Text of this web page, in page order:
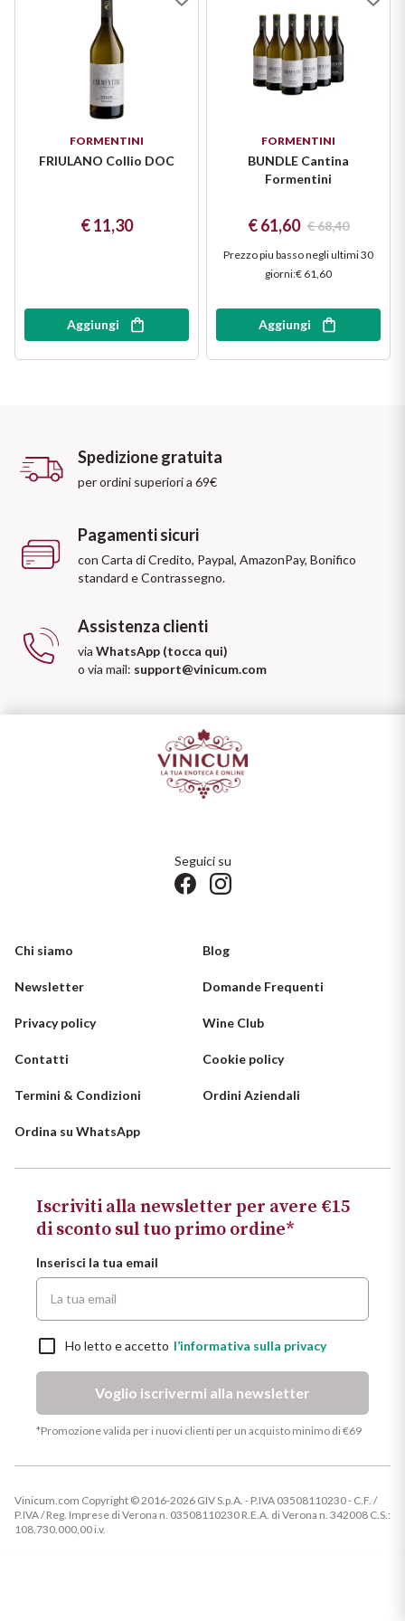
FORMENTINI
FRIULANO Collio DOC
€ 11,30
Aggiungi
FORMENTINI
BUNDLE Cantina
Formentini
€ 61,60 € 68,40
Prezzo piu basso negli ultimi 30
giorni:€ 61,60
Aggiungi
Spedizione gratuita
per ordini superiori a 69€
Pagamenti sicuri
con Carta di Credito, Paypal, AmazonPay, Bonifico
standard e Contrassegno.
Assistenza clienti
via WhatsApp (tocca qui)
o via mail: support@vinicum.com
Seguici su
Chi siamo Blog
Newsletter Domande Frequenti
Privacy policy Wine Club
Contatti Cookie policy
Termini & Condizioni Ordini Aziendali
Ordina su WhatsApp
Iscriviti alla newsletter per avere €15
di sconto sul tuo primo ordine*
Inserisci la tua email
Ho letto e accetto l’informativa sulla privacy
Voglio iscrivermi alla newsletter
*Promozione valida per i nuovi clienti per un acquisto minimo di €69
Vinicum.com Copyright © 2016-2026 GIV S.p.A. - P.IVA 03508110230 - C.F. /
P.IVA / Reg. Imprese di Verona n. 03508110230 R.E.A. di Verona n. 342008 C.S.:
108.730.000,00 i.v.